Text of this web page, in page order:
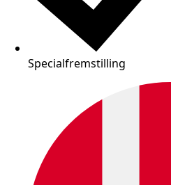
Specialfremstilling